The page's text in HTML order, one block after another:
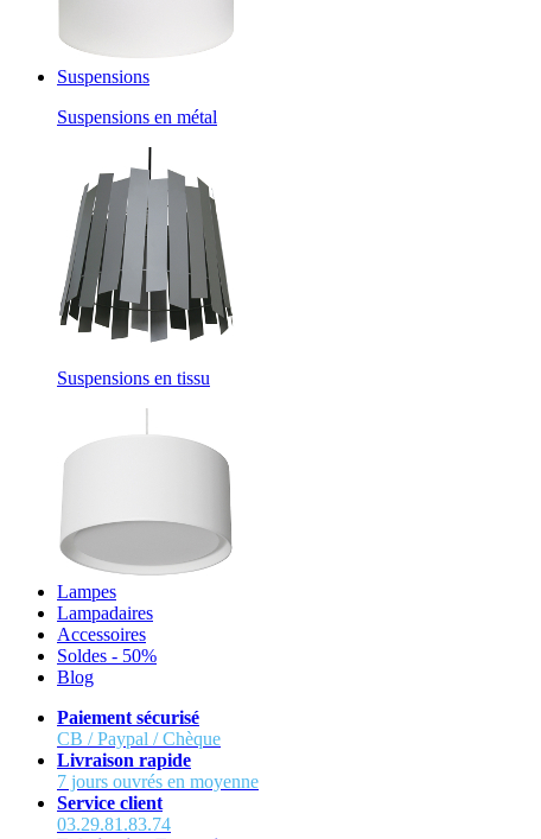
Suspensions
Suspensions en métal
Suspensions en tissu
Lampes
Lampadaires
Accessoires
Soldes - 50%
Blog
Paiement sécurisé
CB / Paypal / Chèque
Livraison rapide
7 jours ouvrés en moyenne
Service client
03.29.81.83.74